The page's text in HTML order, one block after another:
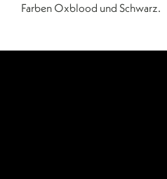
Farben Oxblood und Schwarz.